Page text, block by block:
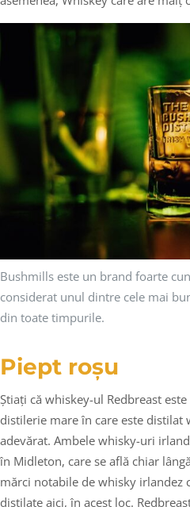
Bushmills este un brand foarte
considerat unul dintre cele mai
din toate timpurile.
Piept roșu
Știați că whiskey-ul Redbreast
distilerie mare în care este distilat
adevărat. Ambele whisky-uri
în Midleton, care se află chiar
mărci notabile de whisky irlandez
distilate aici, în acest loc.